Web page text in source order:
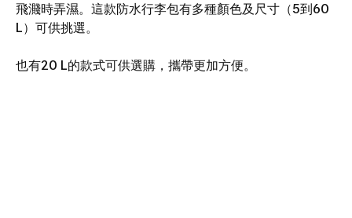
飛濺時弄濕。這款防水行李包有多種顏色及尺寸（5到60
L）可供挑選。
也有20 L的款式可供選購，攜帶更加方便。